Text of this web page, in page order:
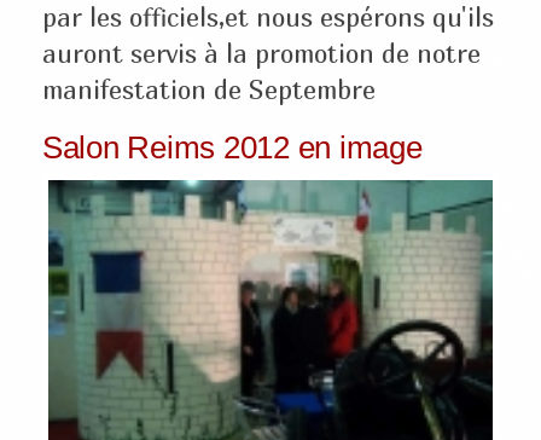
par les officiels,et nous espérons qu'ils
auront servis à la promotion de notre
manifestation de Septembre
Salon Reims 2012 en image